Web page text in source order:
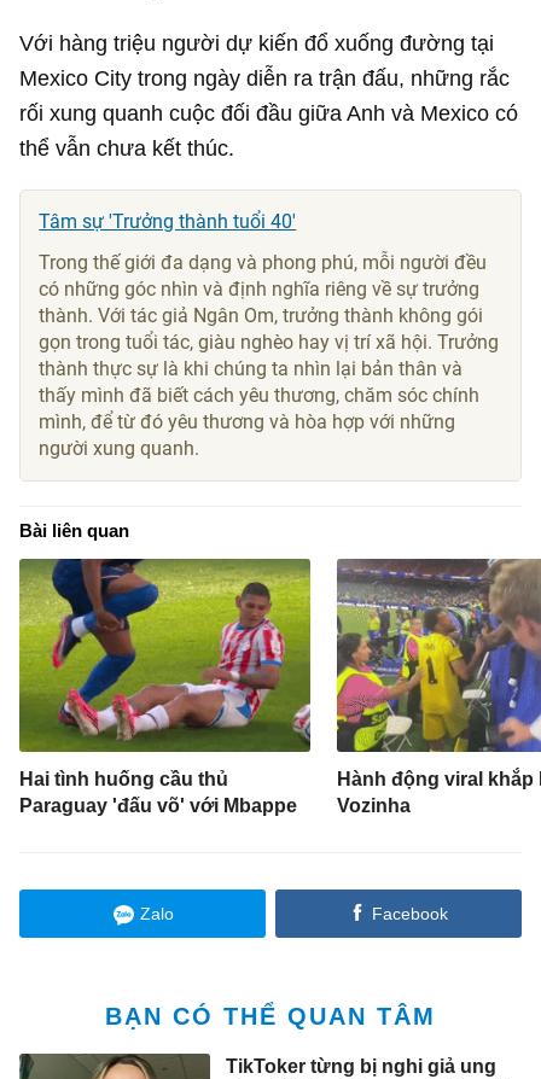
Với hàng triệu người dự kiến đổ xuống đường tại
Mexico City trong ngày diễn ra trận đấu, những rắc
rối xung quanh cuộc đối đầu giữa Anh và Mexico có
thể vẫn chưa kết thúc.
Tâm sự 'Trưởng thành tuổi 40'
Trong thế giới đa dạng và phong phú, mỗi người đều
có những góc nhìn và định nghĩa riêng về sự trưởng
thành. Với tác giả Ngân Om, trưởng thành không gói
gọn trong tuổi tác, giàu nghèo hay vị trí xã hội. Trưởng
thành thực sự là khi chúng ta nhìn lại bản thân và
thấy mình đã biết cách yêu thương, chăm sóc chính
mình, để từ đó yêu thương và hòa hợp với những
người xung quanh.
Bài liên quan
Hai tình huống cầu thủ
Paraguay 'đấu võ' với Mbappe
Hành động viral khắp
Vozinha
Zalo Facebook
BẠN CÓ THỂ QUAN TÂM
TikToker từng bị nghi giả ung